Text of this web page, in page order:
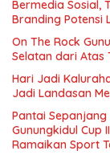
Bermedia Sosial,
Branding Potensi
On The Rock
Selatan dari Atas
Hari Jadi
Jadi Landasan
Pantai
Gunungkidul Cup
Ramaikan Sport